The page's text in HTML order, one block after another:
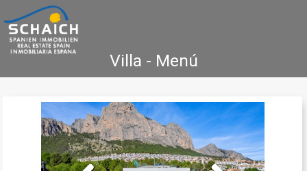
Villa - Menú
Home Costa Blanca Venta Alquiler
Nueva Construcción
Agencia Inmobiliaria Testimonios